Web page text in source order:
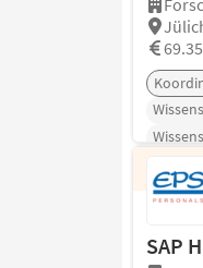
SAP